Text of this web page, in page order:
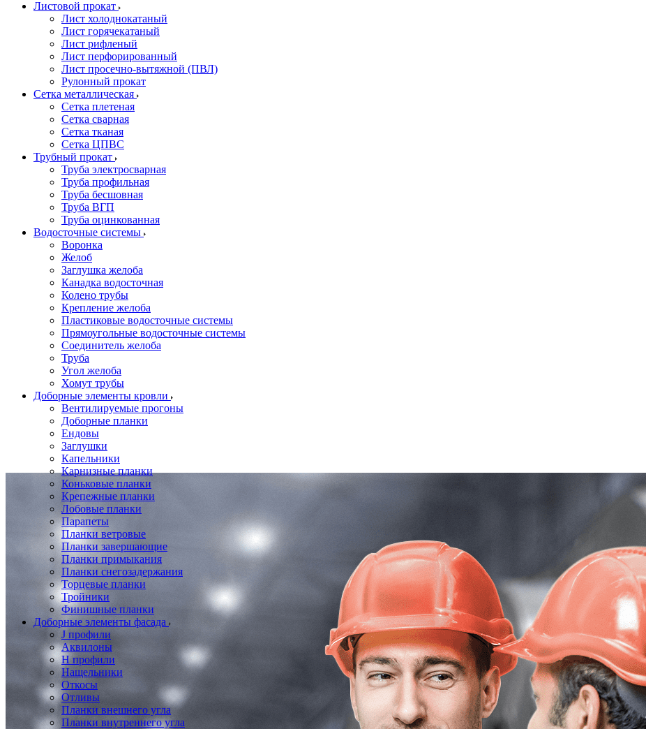
Листовой прокат
Лист холоднокатаный
Лист горячекатаный
Лист рифленый
Лист перфорированный
Лист просечно-вытяжной (ПВЛ)
Рулонный прокат
Сетка металлическая
Сетка плетеная
Сетка сварная
Сетка тканая
Сетка ЦПВС
Трубный прокат
Труба электросварная
Труба профильная
Труба бесшовная
Труба ВГП
Труба оцинкованная
Водосточные системы
Воронка
Желоб
Заглушка желоба
Канадка водосточная
Колено трубы
Крепление желоба
Пластиковые водосточные системы
Прямоугольные водосточные системы
Соединитель желоба
Труба
Угол желоба
Хомут трубы
Доборные элементы кровли
Вентилируемые прогоны
Доборные планки
Ендовы
Заглушки
Капельники
Карнизные планки
Коньковые планки
Крепежные планки
Лобовые планки
Парапеты
Планки ветровые
Планки завершающие
Планки примыкания
Планки снегозадержания
Торцевые планки
Тройники
Финишные планки
Доборные элементы фасада
J профили
Аквилоны
Н профили
Нащельники
Откосы
Отливы
Планки внешнего угла
Планки внутреннего угла